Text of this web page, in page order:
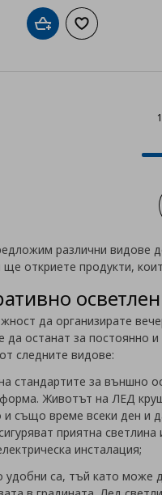
Добави в кошницата
Добави към
различни видове
ще откриете продукти,
да организирате
останат за постоянно
следните видове:
стандартите за външно
Животът на ЛЕД
също време всеки ден и
приятна
инсталация;
удобни са, тъй като може